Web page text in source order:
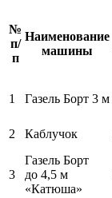
№
п/
п
Наименование
машины
1 Газель Борт 3 м
2 Каблучок
3
Газель Борт
до 4,5 м
«Катюша»